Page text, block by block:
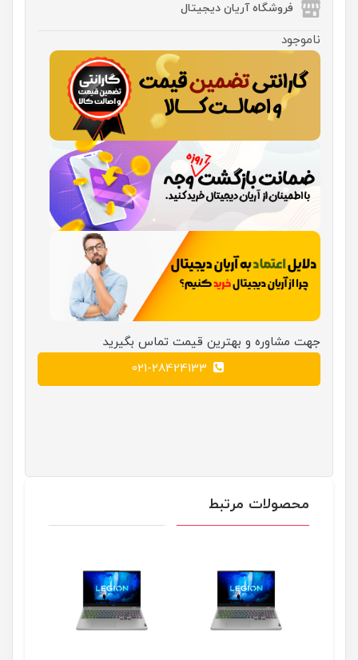
فروشگاه آریان دیجیتال
ناموجود
جهت مشاوره و بهترین قیمت تماس بگیرید
محصولات مرتبط